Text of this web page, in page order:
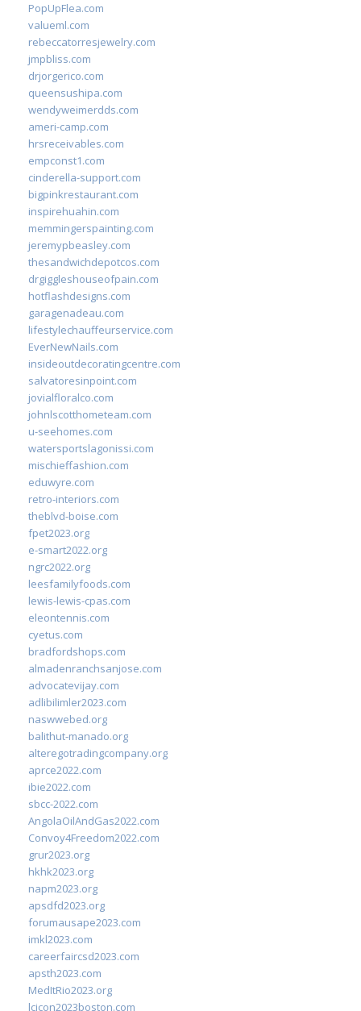
PopUpFlea.com
valueml.com
rebeccatorresjewelry.com
jmpbliss.com
drjorgerico.com
queensushipa.com
wendyweimerdds.com
ameri-camp.com
hrsreceivables.com
empconst1.com
cinderella-support.com
bigpinkrestaurant.com
inspirehuahin.com
memmingerspainting.com
jeremypbeasley.com
thesandwichdepotcos.com
drgiggleshouseofpain.com
hotflashdesigns.com
garagenadeau.com
lifestylechauffeurservice.com
EverNewNails.com
insideoutdecoratingcentre.com
salvatoresinpoint.com
jovialfloralco.com
johnlscotthometeam.com
u-seehomes.com
watersportslagonissi.com
mischieffashion.com
eduwyre.com
retro-interiors.com
theblvd-boise.com
fpet2023.org
e-smart2022.org
ngrc2022.org
leesfamilyfoods.com
lewis-lewis-cpas.com
eleontennis.com
cyetus.com
bradfordshops.com
almadenranchsanjose.com
advocatevijay.com
adlibilimler2023.com
naswwebed.org
balithut-manado.org
alteregotradingcompany.org
aprce2022.com
ibie2022.com
sbcc-2022.com
AngolaOilAndGas2022.com
Convoy4Freedom2022.com
grur2023.org
hkhk2023.org
napm2023.org
apsdfd2023.org
forumausape2023.com
imkl2023.com
careerfaircsd2023.com
apsth2023.com
MedItRio2023.org
lcicon2023boston.com